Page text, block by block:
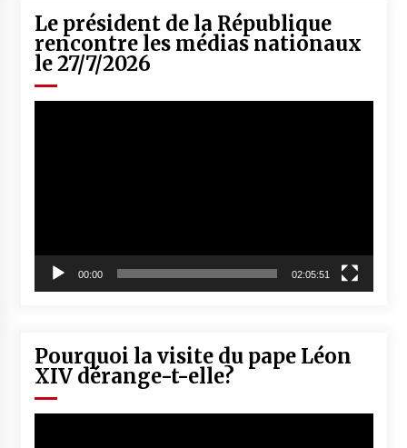
Le président de la République
rencontre les médias nationaux
le 27/7/2026
00:00 02:05:51
Pourquoi la visite du pape Léon
XIV dérange-t-elle?